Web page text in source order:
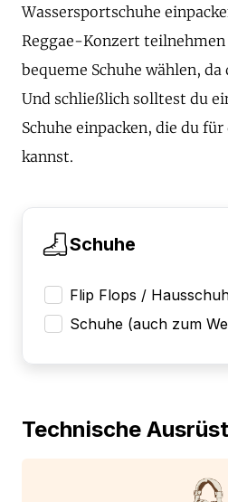
Wassersportschuhe
Reggae-Konzert
bequeme Schuhe wählen,
Und schließlich solltest du
Schuhe einpacken, die du
kannst.
Schuhe
Flip Flops /
Schuhe (auch zum
Technische